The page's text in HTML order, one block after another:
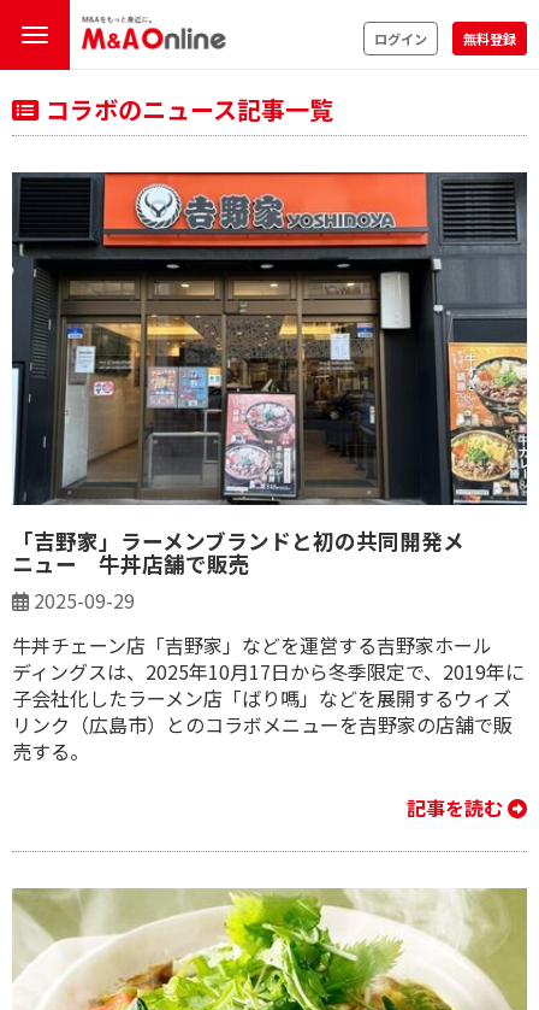
ログイン 無料登録
コラボのニュース記事一覧
「吉野家」ラーメンブランドと初の共同開発メ
ニュー 牛丼店舗で販売
2025-09-29
牛丼チェーン店「吉野家」などを運営する吉野家ホール
ディングスは、2025年10月17日から冬季限定で、2019年に
子会社化したラーメン店「ばり嗎」などを展開するウィズ
リンク（広島市）とのコラボメニューを吉野家の店舗で販
売する。
記事を読む